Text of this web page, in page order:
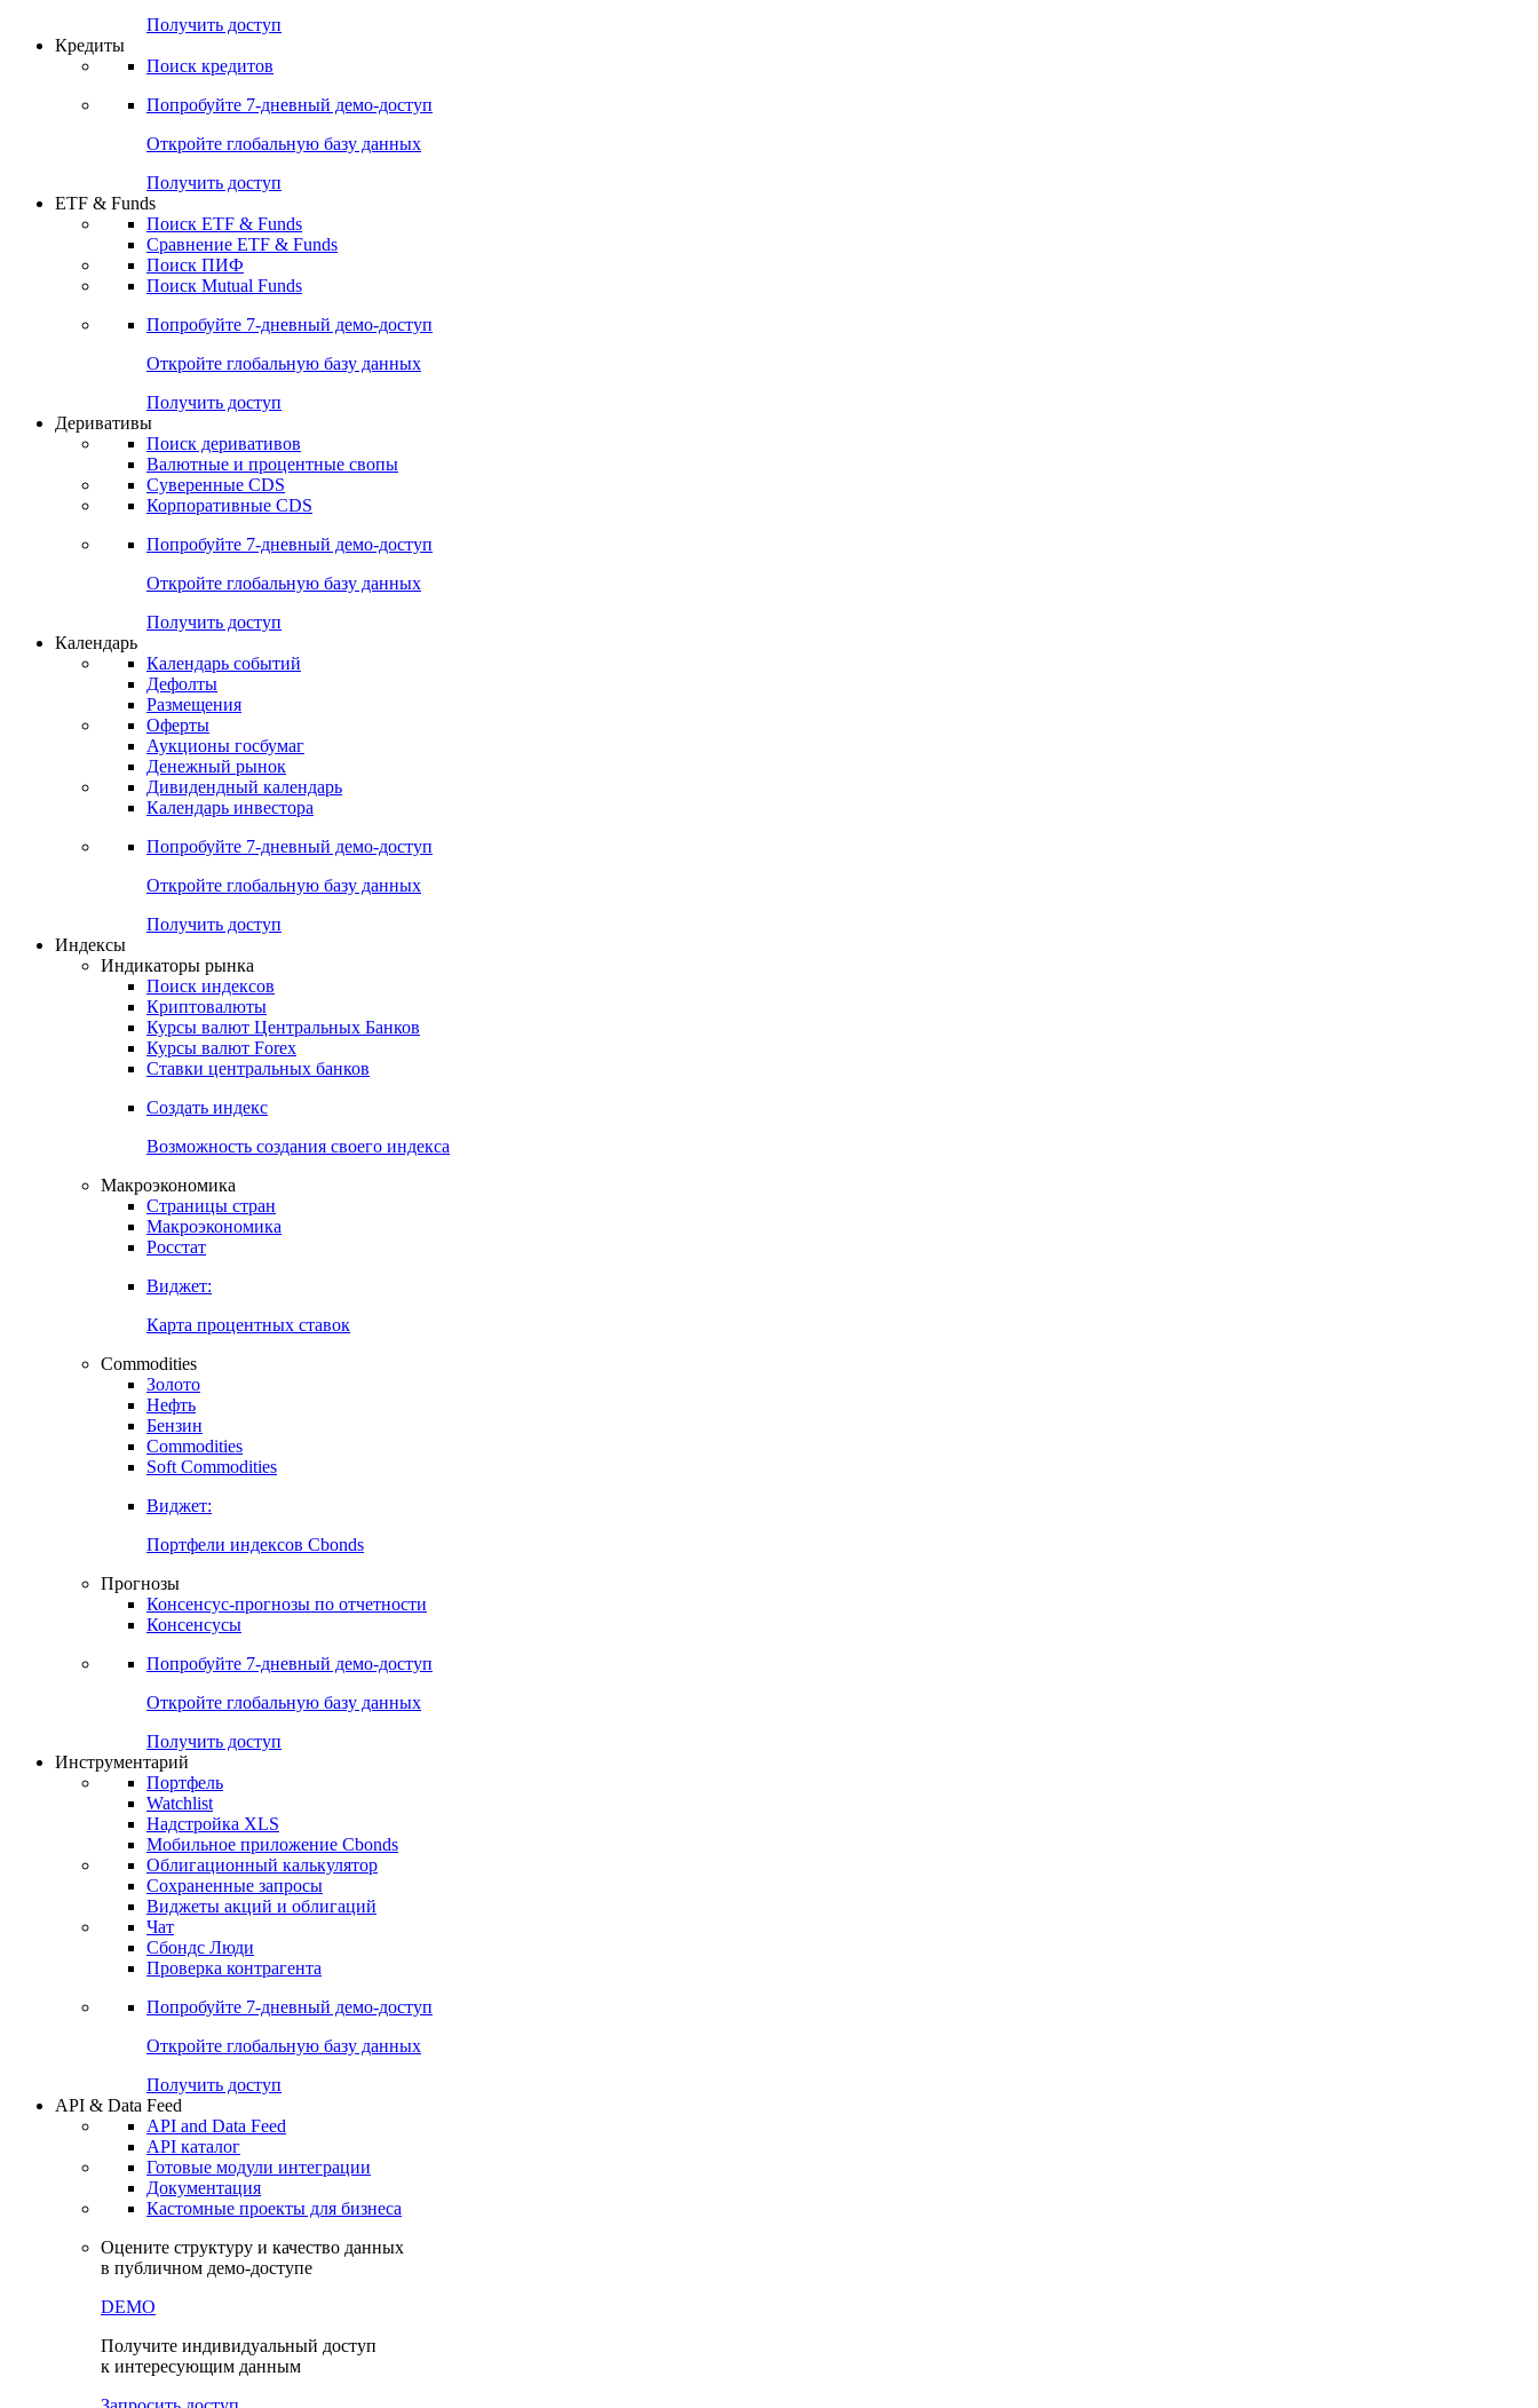
Получить доступ
Кредиты
Поиск кредитов
Попробуйте 7-дневный демо-доступ
Откройте глобальную базу данных
Получить доступ
ETF & Funds
Поиск ETF & Funds
Сравнение ETF & Funds
Поиск ПИФ
Поиск Mutual Funds
Попробуйте 7-дневный демо-доступ
Откройте глобальную базу данных
Получить доступ
Деривативы
Поиск деривативов
Валютные и процентные свопы
Суверенные CDS
Корпоративные CDS
Попробуйте 7-дневный демо-доступ
Откройте глобальную базу данных
Получить доступ
Календарь
Календарь событий
Дефолты
Размещения
Оферты
Аукционы госбумаг
Денежный рынок
Дивидендный календарь
Календарь инвестора
Попробуйте 7-дневный демо-доступ
Откройте глобальную базу данных
Получить доступ
Индексы
Индикаторы рынка
Поиск индексов
Криптовалюты
Курсы валют Центральных Банков
Курсы валют Forex
Ставки центральных банков
Создать индекс
Возможность создания своего индекса
Макроэкономика
Страницы стран
Макроэкономика
Росстат
Виджет:
Карта процентных ставок
Commodities
Золото
Нефть
Бензин
Commodities
Soft Commodities
Виджет:
Портфели индексов Cbonds
Прогнозы
Консенсус-прогнозы по отчетности
Консенсусы
Попробуйте 7-дневный демо-доступ
Откройте глобальную базу данных
Получить доступ
Инструментарий
Портфель
Watchlist
Надстройка XLS
Мобильное приложение Cbonds
Облигационный калькулятор
Сохраненные запросы
Виджеты акций и облигаций
Чат
Сбондс Люди
Проверка контрагента
Попробуйте 7-дневный демо-доступ
Откройте глобальную базу данных
Получить доступ
API & Data Feed
API and Data Feed
API каталог
Готовые модули интеграции
Документация
Кастомные проекты для бизнеса
Оцените структуру и качество данных
в публичном демо-доступе
DEMO
Получите индивидуальный доступ
к интересующим данным